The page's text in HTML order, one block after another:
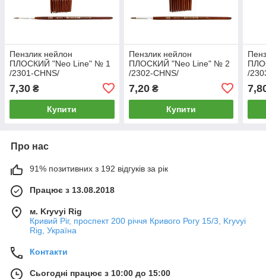
Пензлик нейлон
ПЛОСКИЙ "Neo Line" № 1
/2301-CHNS/
7,30 ₴
Купити
Пензлик нейлон
ПЛОСКИЙ "Neo Line" № 2
/2302-CHNS/
7,20₴
Купити
/
Про нас
91% позитивних з 192 відгуків за рік
Працює з 13.08.2018
м. Kryvyi Rig
Кривий Ріг, проспект 200 річчя Кривого Рогу 15/3, Kryvyi
Rig, Україна
Контакти
Сьогодні працює з 10:00 до 15:00